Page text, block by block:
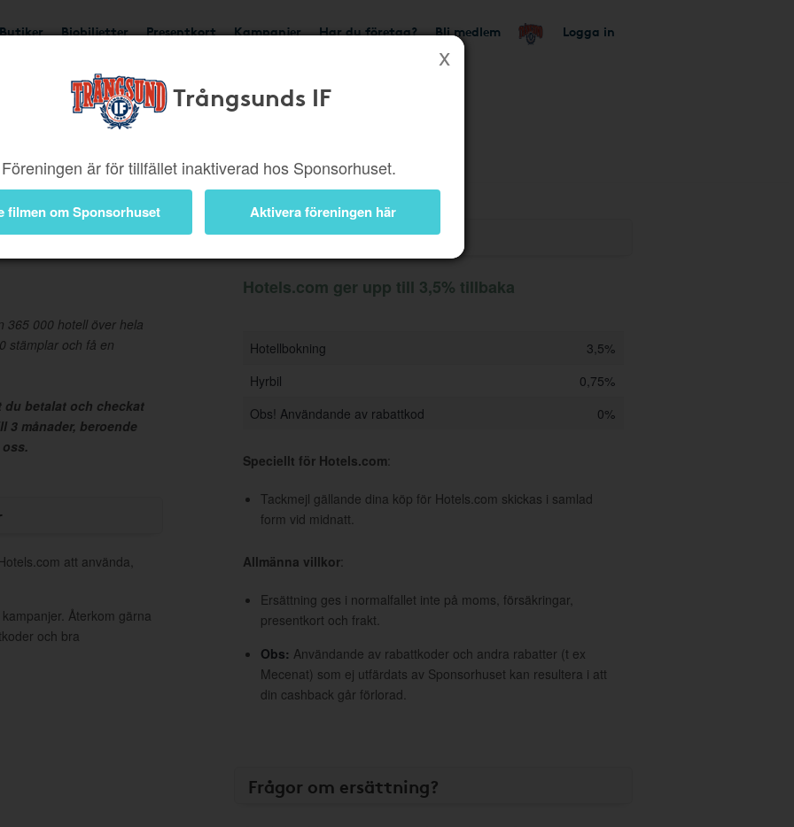
Butiker Biobiljetter Presentkort Kampanjer Har du företag? Bli medlem Logga in
Trångsunds IF
Föreningen är för tillfället inaktiverad hos Sponsorhuset.
filmen om Sponsorhuset Aktivera föreningen här
Ger upp till 3,5%
365 000 hotell över hela
stämplar och få en
betalat och checkat
3 månader, beroende
att använda,
Återkom gärna
och bra
Information
Hotels.com ger upp till 3,5% tillbaka
Hotellbokning
3,5%
Hyrbil
0,75%
Obs! Användande av rabattkod
0%
Speciellt för Hotels.com:
Tackmejl gällande dina köp för Hotels.com skickas i samlad
form vid midnatt.
Allmänna villkor:
Ersättning ges i normalfallet inte på moms, försäkringar,
presentkort och frakt.
Obs: Användande av rabattkoder och andra rabatter (t ex
Mecenat) som ej utfärdats av Sponsorhuset kan resultera i att
din cashback går förlorad.
Frågor om ersättning?